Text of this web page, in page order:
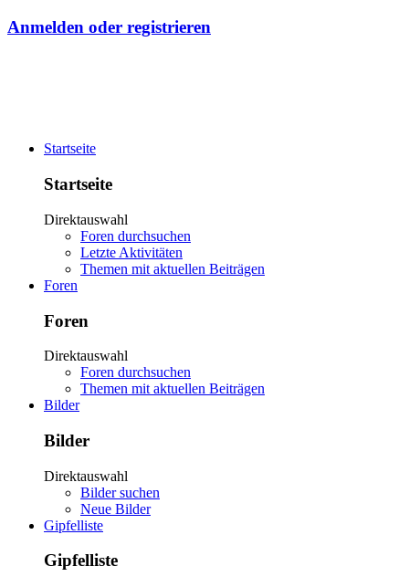
Anmelden oder registrieren
Startseite
Startseite
Direktauswahl
Foren durchsuchen
Letzte Aktivitäten
Themen mit aktuellen Beiträgen
Foren
Foren
Direktauswahl
Foren durchsuchen
Themen mit aktuellen Beiträgen
Bilder
Bilder
Direktauswahl
Bilder suchen
Neue Bilder
Gipfelliste
Gipfelliste